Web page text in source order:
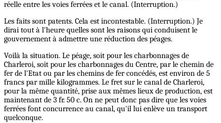
réelle entre les voies ferrées et le canal. (Interruption.)
Les faits sont patents. Cela est incontestable. (Interruption.) Je
dirai tout à l'heure quelles sont les raisons qui conduisent le
gouvernement à admettre une réduction des péages.
Voilà la situation. Le péage, soit pour les charbonnages de
Charleroi, soit pour les charbonnages du Centre, par le chemin de
fer de l'Etat ou par les chemins de fer concédés, est environ de 5
francs par mille kilogrammes. Le fret sur le canal de Charleroi,
pour la même quantité, prise aux mêmes lieux de production, est
maintenant de 3 fr. 50 c. On ne peut donc pas dire que les voies
ferrées font concurrence au canal, qu'il lui enlève un transport
quelconque.